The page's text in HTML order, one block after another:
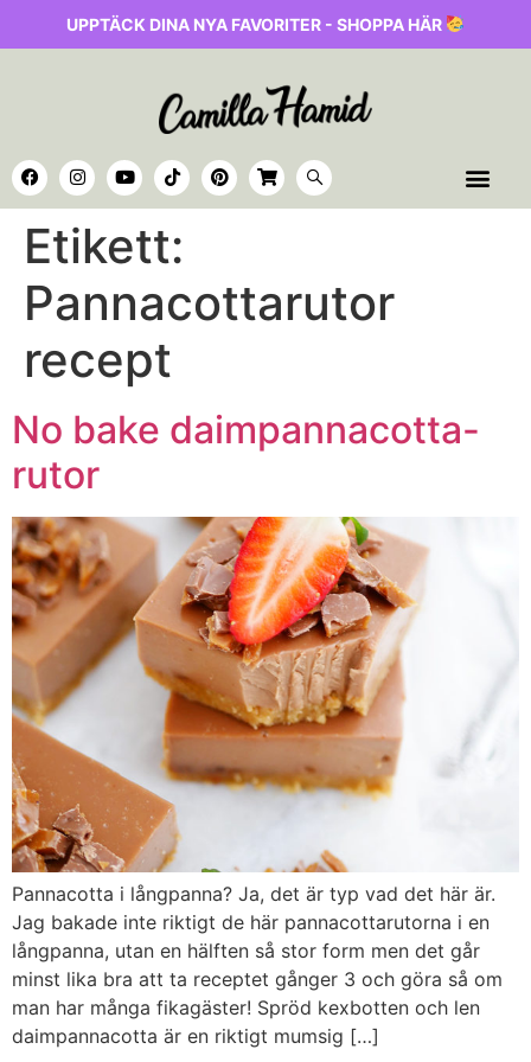
UPPTÄCK DINA NYA FAVORITER - SHOPPA HÄR
Etikett:
Pannacottarutor
recept
No bake daimpannacotta-
rutor
Pannacotta i långpanna? Ja, det är typ vad det här är.
Jag bakade inte riktigt de här pannacottarutorna i en
långpanna, utan en hälften så stor form men det går
minst lika bra att ta receptet gånger 3 och göra så om
man har många fikagäster! Spröd kexbotten och len
daimpannacotta är en riktigt mumsig […]